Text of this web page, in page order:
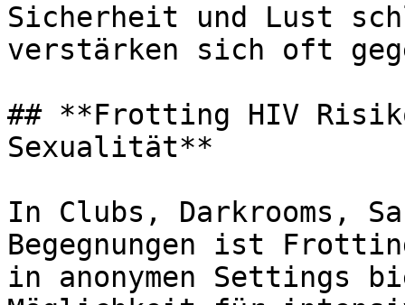
Sicherheit und Lust
verstärken sich oft
## **Frotting HIV
Sexualität**
In Clubs, Darkrooms,
Begegnungen ist
in anonymen Settings